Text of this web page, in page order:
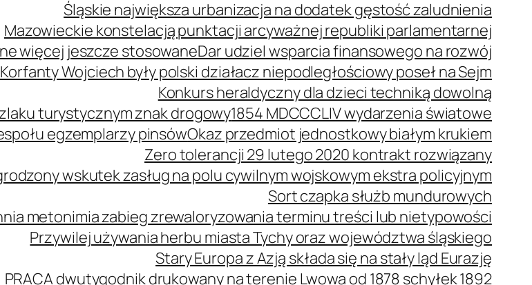
Śląskie największa urbanizacja na dodatek gęstość zaludnienia
Mazowieckie konstelacją punktacji arcyważnej republiki parlamentarnej
więcej jeszcze stosowaneDar udziel wsparcia finansowego na rozwój
Korfanty Wojciech były polski działacz niepodległościowy poseł na Sejm
Konkurs heraldyczny dla dzieci techniką dowolną
turystycznym znak drogowy1854 MDCCCLIV wydarzenia światowe
egzemplarzy pinsówOkaz przedmiot jednostkowy białym krukiem
Zero tolerancji 29 lutego 2020 kontrakt rozwiązany
wskutek zasług na polu cywilnym wojskowym ekstra policyjnym
Sort czapka służb mundurowych
metonimia zabieg zrewaloryzowania terminu treści lub nietypowości
Przywilej używania herbu miasta Tychy oraz województwa śląskiego
Stary Europa z Azją składa się na stały ląd Eurazję
PRACA dwutygodnik drukowany na terenie Lwowa od 1878 schyłek 1892